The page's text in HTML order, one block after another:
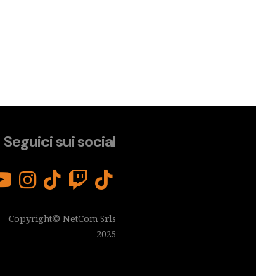
Seguici sui social
Copyright© NetCom Srls
2025